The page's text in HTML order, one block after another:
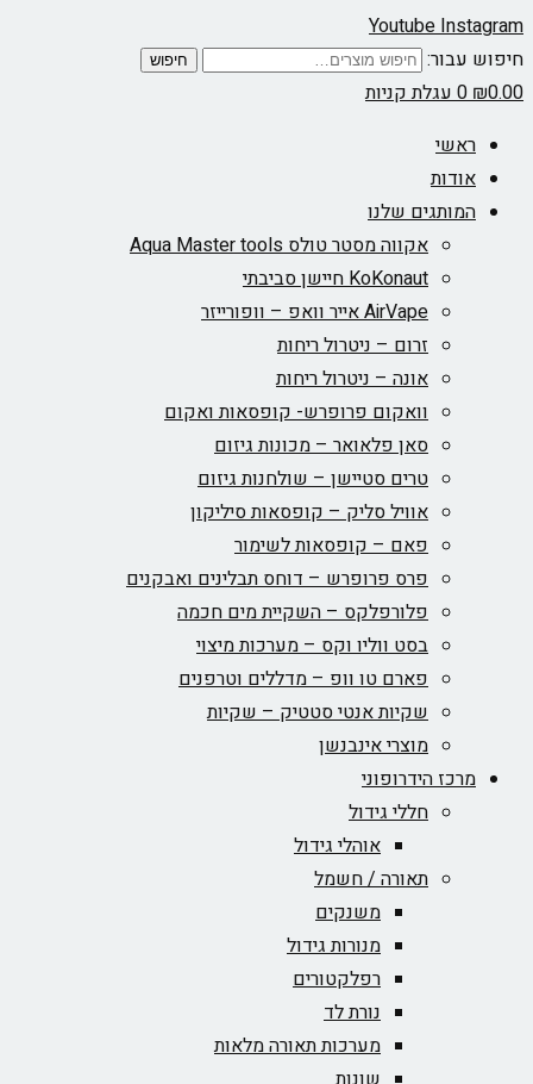
YoutubeInstagram
חיפוש עבור:
חיפוש
₪0.00
0עגלת קניות
ראשי
אודות
המותגים שלנו
אקווה מסטר טולס Aqua Master tools
KoKonaut חיישן סביבתי
AirVape אייר וואפ – וופורייזר
זרום – ניטרול ריחות
אונה – ניטרול ריחות
וואקום פרופרש- קופסאות ואקום
סאן פלאואר – מכונות גיזום
טרים סטיישן – שולחנות גיזום
אוויל סליק – קופסאות סיליקון
פאם – קופסאות לשימור
פרס פרופרש – דוחס תבלינים ואבקנים
פלורפלקס – השקיית מים חכמה
בסט ווליו וקס – מערכות מיצוי
פארם טו וופ – מדללים וטרפנים
שקיות אנטי סטטיק – שקיות
מוצרי אינבנשן
מרכז הידרופוני
חללי גידול
אוהלי גידול
תאורה / חשמל
משנקים
מנורות גידול
רפלקטורים
נורת לד
מערכות תאורה מלאות